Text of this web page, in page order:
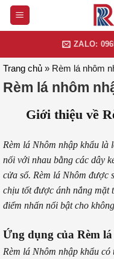
Skip
ZALO:
Trang chủ » Rèm lá nhôm
Rèm lá nhôm
Giới thiệu về
Rèm lá Nhôm nhập khẩu là
nối với nhau bằng các dây
cửa sổ. Rèm lá Nhôm được
chịu tốt được ánh nắng mặt
điểm nhấn nổi bật cho
Ứng dụng của Rèm
Rèm lá Nhôm nhập khẩu